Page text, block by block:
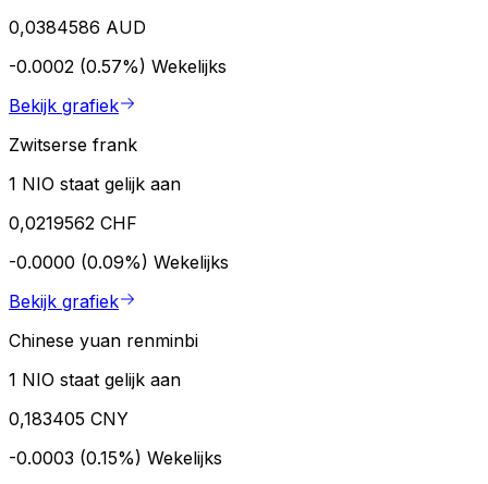
0,0384586 AUD
-0.0002 (0.57%) Wekelijks
Bekijk grafiek
Zwitserse frank
1 NIO staat gelijk aan
0,0219562 CHF
-0.0000 (0.09%) Wekelijks
Bekijk grafiek
Chinese yuan renminbi
1 NIO staat gelijk aan
0,183405 CNY
-0.0003 (0.15%) Wekelijks